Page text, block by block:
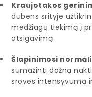
Kraujotakos
dubens srityje
medžiagų tiekimą į
atsigavimą
Šlapinimosi
sumažinti dažną
srovės intensyvumą